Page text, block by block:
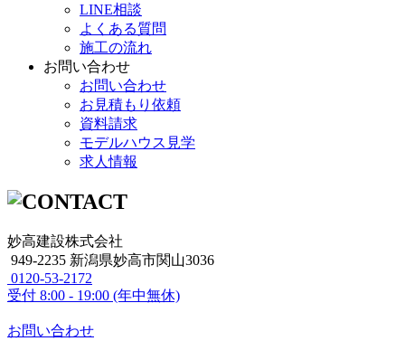
LINE相談
よくある質問
施工の流れ
お問い合わせ
お問い合わせ
お見積もり依頼
資料請求
モデルハウス見学
求人情報
妙高建設株式会社
949-2235 新潟県妙高市関山3036
0120-53-2172
受付 8:00 - 19:00 (年中無休)
お問い合わせ